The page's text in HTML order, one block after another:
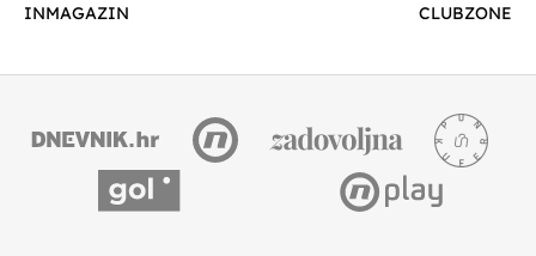
INMAGAZIN
CLUBZONE